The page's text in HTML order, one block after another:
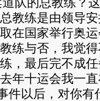
练是由领导安
在国家举行奥
练与否，我觉
，最后完不成
十运会我一直
件以后，对你有